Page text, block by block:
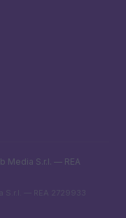
Media S.r.l. — REA
S.r.l. — REA 2729933